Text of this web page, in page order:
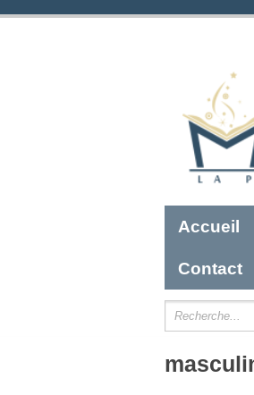
Accueil
Contact